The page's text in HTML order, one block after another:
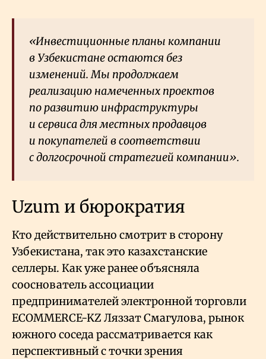
«Инвестиционные планы компании
в Узбекистане остаются без
изменений. Мы продолжаем
реализацию намеченных проектов
по развитию инфраструктуры
и сервиса для местных продавцов
и покупателей в соответствии
с долгосрочной стратегией компании».
Uzum и бюрократия
Кто действительно смотрит в сторону
Узбекистана, так это казахстанские
селлеры. Как уже ранее объясняла
сооснователь ассоциации
предпринимателей электронной торговли
ECOMMERCE-KZ Ляззат Смагулова, рынок
южного соседа рассматривается как
перспективный с точки зрения